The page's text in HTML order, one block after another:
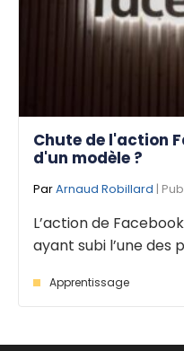
Chute de l'action
d'un modèle ?
ParArnaud Robillard |
L’action de
ayant subi l’une des
Apprentissage